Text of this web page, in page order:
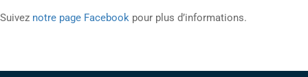
Suivez notre page Facebook pour plus d’informations.